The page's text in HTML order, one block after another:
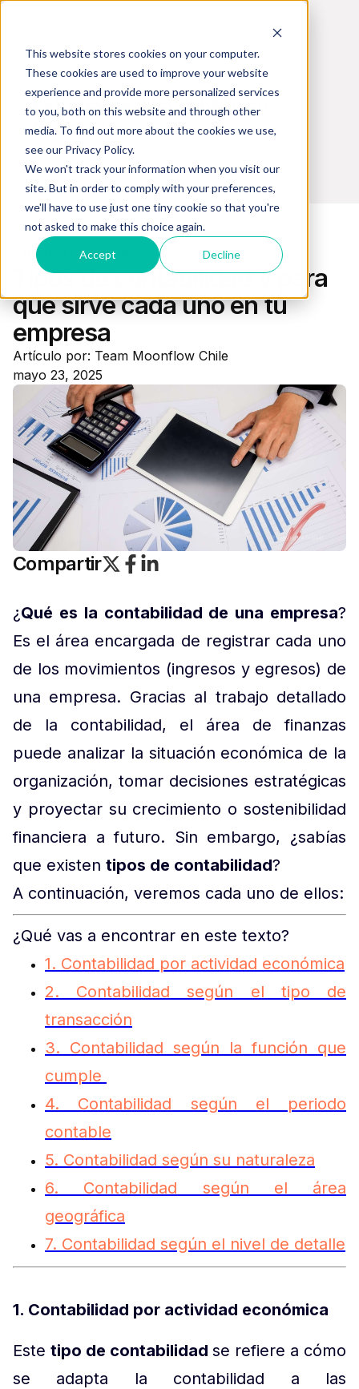
This website stores cookies on your computer.
These cookies are used to improve your website
experience and provide more personalized services
to you, both on this website and through other
media. To find out more about the cookies we use,
see our Privacy Policy.
We won't track your information when you visit our
site. But in order to comply with your preferences,
we'll have to use just one tiny cookie so that you're
not asked to make this choice again.
Accept Decline
Estrategias y tecnología en
Cobranzas
Gestión Financiera
Tipos de contabilidad y para
qué sirve cada uno en tu
empresa
Artículo por: Team Moonflow Chile
mayo 23, 2025
Compartir
¿Qué es la contabilidad de una empresa?
Es el área encargada de registrar cada uno
de los movimientos (ingresos y egresos) de
una empresa. Gracias al trabajo detallado
de la contabilidad, el área de finanzas
puede analizar la situación económica de la
organización, tomar decisiones estratégicas
y proyectar su crecimiento o sostenibilidad
financiera a futuro. Sin embargo, ¿sabías
que existen tipos de contabilidad?
A continuación, veremos cada uno de ellos:
¿Qué vas a encontrar en este texto?
1. Contabilidad por actividad económica
2. Contabilidad según el tipo de
transacción
3. Contabilidad según la función que
cumple
4. Contabilidad según el periodo
contable
5. Contabilidad según su naturaleza
6. Contabilidad según el área
geográfica
7. Contabilidad según el nivel de detalle
1. Contabilidad por actividad económica
Este tipo de contabilidad se refiere a cómo
se adapta la contabilidad a las